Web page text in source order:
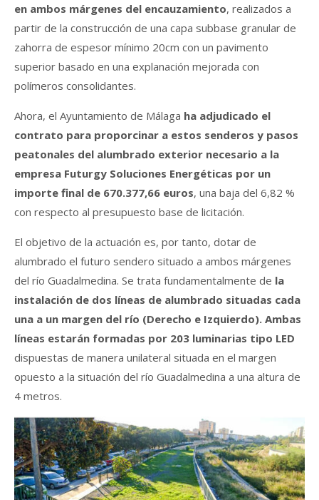
en ambos márgenes del encauzamiento, realizados a
partir de la construcción de una capa subbase granular de
zahorra de espesor mínimo 20cm con un pavimento
superior basado en una explanación mejorada con
polímeros consolidantes.
Ahora, el Ayuntamiento de Málaga ha adjudicado el
contrato para proporcinar a estos senderos y pasos
peatonales del alumbrado exterior necesario a la
empresa Futurgy Soluciones Energéticas por un
importe final de 670.377,66 euros, una baja del 6,82 %
con respecto al presupuesto base de licitación.
El objetivo de la actuación es, por tanto, dotar de
alumbrado el futuro sendero situado a ambos márgenes
del río Guadalmedina. Se trata fundamentalmente de la
instalación de dos líneas de alumbrado situadas cada
una a un margen del río (Derecho e Izquierdo). Ambas
líneas estarán formadas por 203 luminarias tipo LED
dispuestas de manera unilateral situada en el margen
opuesto a la situación del río Guadalmedina a una altura de
4 metros.